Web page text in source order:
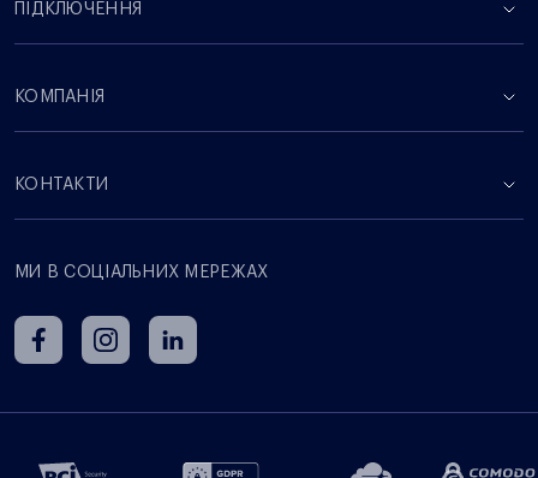
ПІДКЛЮЧЕННЯ
КОМПАНІЯ
КОНТАКТИ
МИ В СОЦІАЛЬНИХ МЕРЕЖАХ